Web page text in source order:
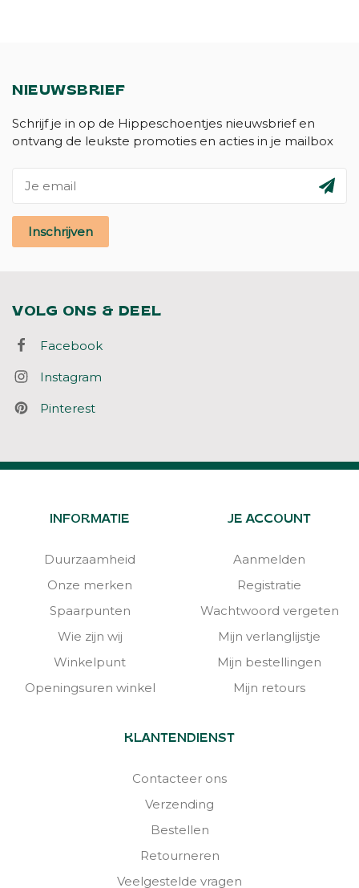
NIEUWSBRIEF
Schrijf je in op de Hippeschoentjes nieuwsbrief en
ontvang de leukste promoties en acties in je mailbox
Inschrijven
VOLG ONS & DEEL
Facebook
Instagram
Pinterest
INFORMATIE
Duurzaamheid
Onze merken
Spaarpunten
Wie zijn wij
Winkelpunt
Openingsuren winkel
JE ACCOUNT
Aanmelden
Registratie
Wachtwoord vergeten
Mijn verlanglijstje
Mijn bestellingen
Mijn retours
KLANTENDIENST
Contacteer ons
Verzending
Bestellen
Retourneren
Veelgestelde vragen